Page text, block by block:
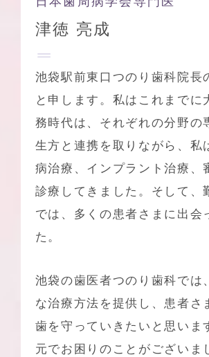
津徳 亮成
池袋駅前東口つのり歯科院長
と申します。私はこれまでに
務時代は、それぞれの分野の
生方と連携を取りながら、私
病治療 、 インプラント治療 、
診療してきました。そして、
では、多くの患者さまに出会
た。
池袋の歯医者つのり歯科では
な治療方法を提供し、患者さ
歯を守っていきたいと思いま
元でお困りのことがございま